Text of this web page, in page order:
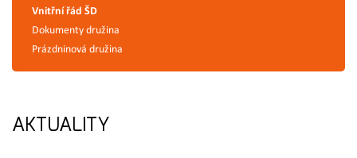
Vnitřní řád ŠD
Dokumenty družina
Prázdninová družina
AKTUALITY